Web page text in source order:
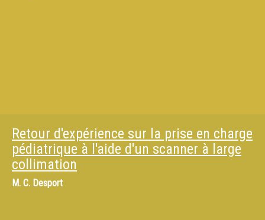
Retour d'expérience sur la prise en charge
pédiatrique à l'aide d'un scanner à large
collimation
M. C. Desport